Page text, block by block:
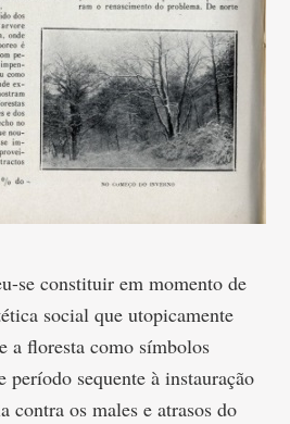
se constituir em momento de
social que utopicamente
a floresta como símbolos
período sequente à instauração
contra os males e atrasos do